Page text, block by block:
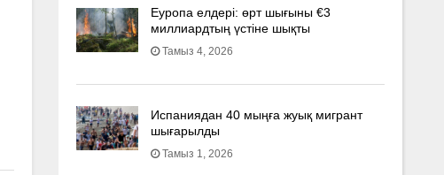
Еуропа елдері: өрт шығыны €3
миллиардтың үстіне шықты
Тамыз 4, 2026
Испаниядан 40 мыңға жуық мигрант
шығарылды
Тамыз 1, 2026